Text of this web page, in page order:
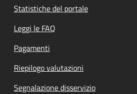
Statistiche del portale
Leggi le FAQ
Pagamenti
Riepilogo valutazioni
Segnalazione disservizio